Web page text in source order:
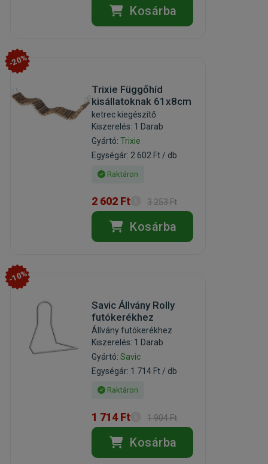
Kosárba
-20%
Trixie Függőhíd
kisállatoknak 61x8cm
ketrec kiegészítő
Kiszerelés: 1 Darab
Gyártó:Trixie
Egységár: 2 602 Ft / db
Raktáron
2 602 Ft 3 253 Ft
Kosárba
-10%
Savic Állvány Rolly
futókerékhez
Állvány futókerékhez
Kiszerelés: 1 Darab
Gyártó:Savic
Egységár: 1 714 Ft / db
Raktáron
1 714 Ft 1 904 Ft
Kosárba